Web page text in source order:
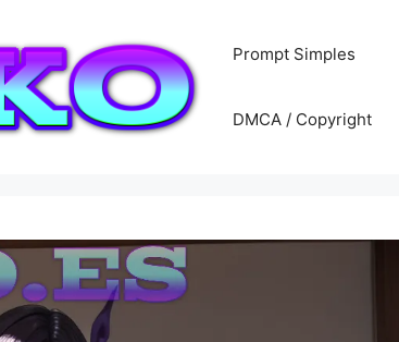
Prompt Simples
DMCA / Copyright